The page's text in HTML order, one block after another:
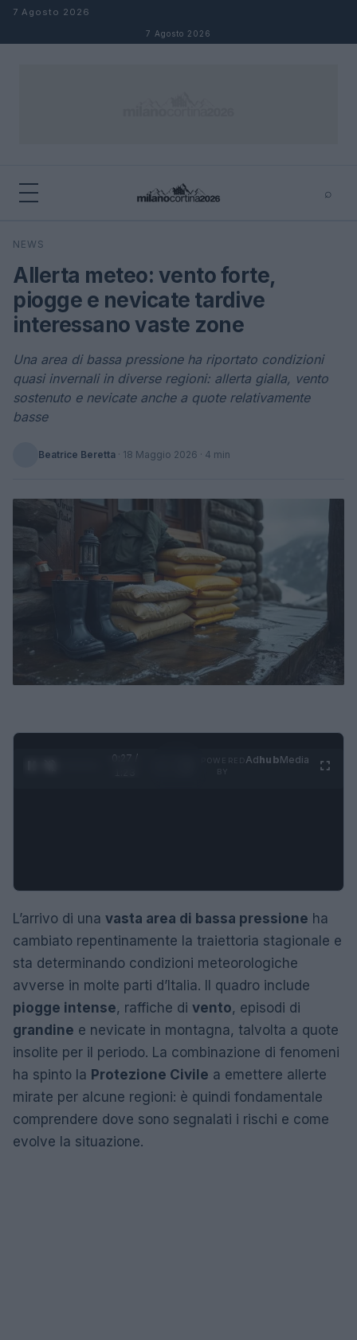
Salta al contenuto
7 Agosto 2026
7 Agosto 2026
⌕
Cerca
NEWS
Allerta meteo: vento forte,
piogge e nevicate tardive
interessano vaste zone
Una area di bassa pressione ha riportato condizioni
quasi invernali in diverse regioni: allerta gialla, vento
sostenuto e nevicate anche a quote relativamente
basse
Beatrice Beretta · 18 Maggio 2026 · 4 min
0:28 /
AdhubMedia
L’arrivo di una vasta area di bassa pressione ha
cambiato repentinamente la traiettoria stagionale e
sta determinando condizioni meteorologiche
avverse in molte parti d’Italia. Il quadro include
piogge intense, raffiche di vento, episodi di
grandine e nevicate in montagna, talvolta a quote
insolite per il periodo. La combinazione di fenomeni
ha spinto la Protezione Civile a emettere allerte
mirate per alcune regioni: è quindi fondamentale
comprendere dove sono segnalati i rischi e come
evolve la situazione.